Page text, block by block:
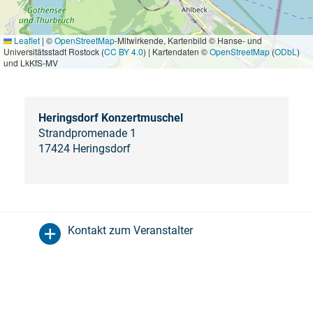
Leaflet | ©OpenStreetMap-Mitwirkende, Kartenbild © Hanse- und
Universitätsstadt Rostock (CC BY 4.0) | Kartendaten ©OpenStreetMap (ODbL )
und LkKfS-MV
Heringsdorf Konzertmuschel
Strandpromenade 1
17424 Heringsdorf
Kontakt zum Veranstalter